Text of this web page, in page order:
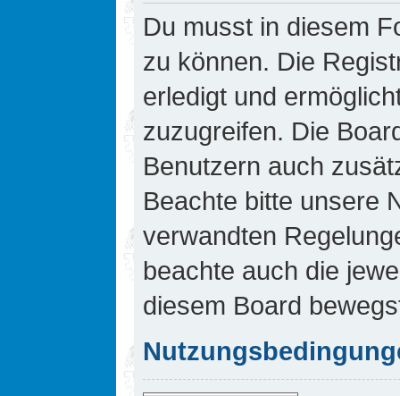
Du musst in diesem
zu können. Die
erledigt und
zuzugreifen. Die
Benutzern auch
Beachte bitte unsere
verwandten
beachte auch die
diesem Board